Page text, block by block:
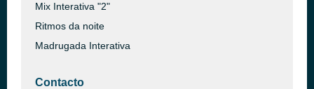
Mix Interativa "2"
Ritmos da noite
Madrugada Interativa
Contacto